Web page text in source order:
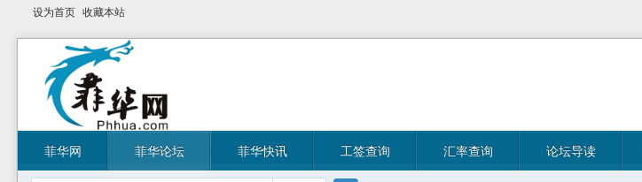
设为首页 收藏本站
菲华网 菲华论坛 菲华快讯 工签查询 汇率查询 论坛导读